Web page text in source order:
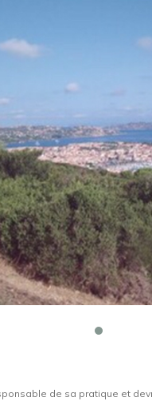
de sa pratique et